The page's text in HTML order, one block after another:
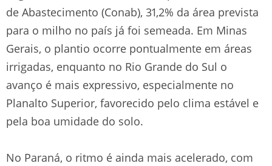
de Abastecimento (Conab), 31,2% da área prevista
para o milho no país já foi semeada. Em Minas
Gerais, o plantio ocorre pontualmente em áreas
irrigadas, enquanto no Rio Grande do Sul o
avanço é mais expressivo, especialmente no
Planalto Superior, favorecido pelo clima estável e
pela boa umidade do solo.
No Paraná, o ritmo é ainda mais acelerado, com